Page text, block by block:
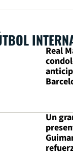
Real
Un